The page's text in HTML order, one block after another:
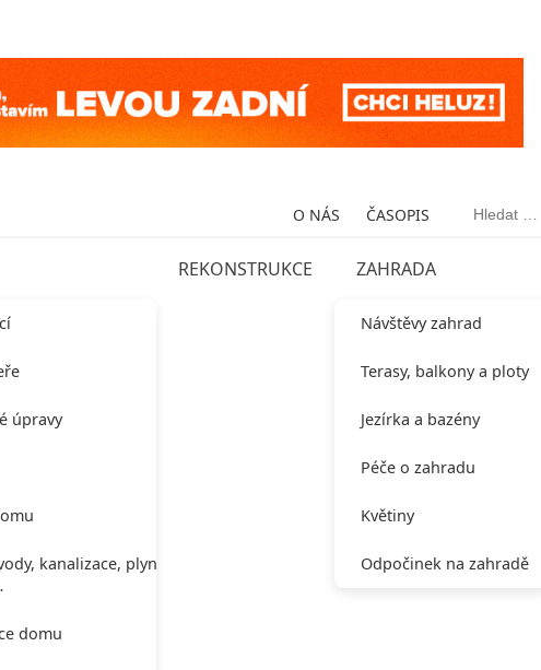
O NÁS ČASOPIS Vyhledávání
úpravy
kanalizace, plynu,
domu
REKONSTRUKCE ZAHRADA
Návštěvy zahrad
Terasy, balkony a ploty
Jezírka a bazény
Péče o zahradu
Květiny
Odpočinek na zahradě